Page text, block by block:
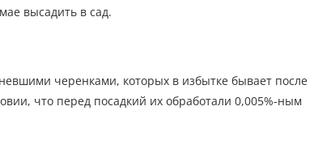
высадить в сад.
черенками, которых в избытке бывает после
что перед посадкий их обработали 0,005%-ным